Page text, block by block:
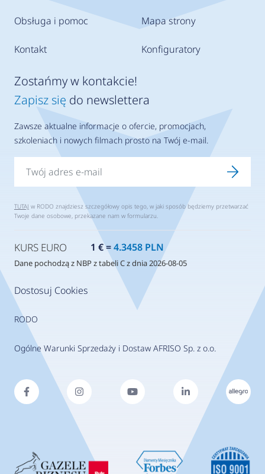
Obsługa i pomoc
Kontakt
Mapa strony
Konfiguratory
Dostosuj Cookies
RODO
Ogólne Warunki Sprzedaży i Dostaw AFRISO Sp. z o.o.
Zostańmy w kontakcie!
Zapisz się do newslettera
Zawsze aktualne informacje o ofercie, promocjach,
szkoleniach i nowych filmach prosto na Twój e-mail.
TUTAJ w RODO znajdziesz szczegółowy opis tego, w jaki sposób będziemy przetwarzać
Twoje dane osobowe, przekazane nam w formularzu.
KURS EURO 1 € =4.3458 PLN
Dane pochodzą z NBP z tabeli C z dnia 2026-08-05